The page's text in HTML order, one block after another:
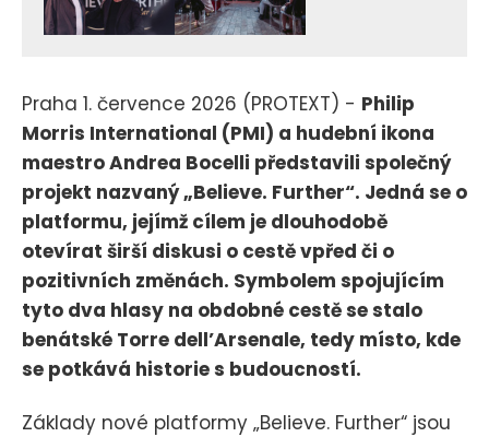
Praha 1. července 2026 (PROTEXT) - Philip
Morris International (PMI) a hudební ikona
maestro Andrea Bocelli představili společný
projekt nazvaný „Believe. Further“. Jedná se o
platformu, jejímž cílem je dlouhodobě
otevírat širší diskusi o cestě vpřed či o
pozitivních změnách. Symbolem spojujícím
tyto dva hlasy na obdobné cestě se stalo
benátské Torre dell’Arsenale, tedy místo, kde
se potkává historie s budoucností.
Základy nové platformy „Believe. Further“ jsou